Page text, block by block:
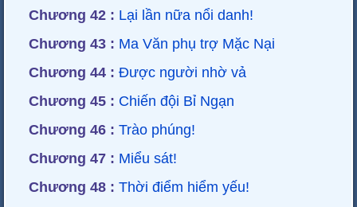
Chương 42 : Lại lần nữa nổi danh!
Chương 43 : Ma Văn phụ trợ Mặc Nại
Chương 44 : Được người nhờ vả
Chương 45 : Chiến đội Bỉ Ngạn
Chương 46 : Trào phúng!
Chương 47 : Miểu sát!
Chương 48 : Thời điểm hiểm yếu!